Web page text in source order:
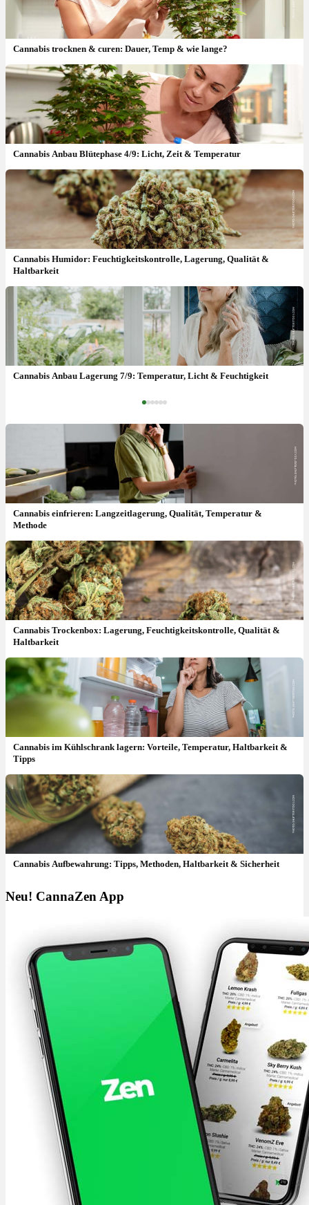
Cannabis trocknen & curen: Dauer, Temp & wie lange?
Cannabis Anbau Blütephase 4/9: Licht, Zeit & Temperatur
Cannabis Humidor: Feuchtigkeitskontrolle, Lagerung, Qualität &
Haltbarkeit
Cannabis Anbau Lagerung 7/9: Temperatur, Licht & Feuchtigkeit
Cannabis Anbau Blütephase 4/9: Licht, Zeit & Temperatur
Cannabis einfrieren: Langzeitlagerung, Qualität, Temperatur &
Methode
Cannabis Trockenbox: Lagerung, Feuchtigkeitskontrolle, Qualität &
Haltbarkeit
Cannabis im Kühlschrank lagern: Vorteile, Temperatur, Haltbarkeit &
Tipps
Cannabis Aufbewahrung: Tipps, Methoden, Haltbarkeit & Sicherheit
Neu! CannaZen App